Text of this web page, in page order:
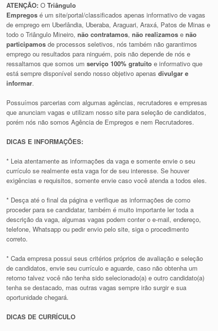
ATENÇÃO: OTriângulo
Empregos é um site/portal/classificados apenas informativo de vagas
de emprego em Uberlândia, Uberaba, Araguari, Araxá, Patos de Minas e
todo o Triângulo Mineiro,não contratamos,não realizamos enão
participamos de processos seletivos, nós também não garantimos
emprego ou resultados para ninguém, pois não depende de nós e
ressaltamos que somos umserviço 100% gratuito e informativo que
está sempre disponível sendo nosso objetivo apenasdivulgar e
informar.
Possuímos parcerias com algumas agências, recrutadores e empresas
que anunciam vagas e utilizam nosso site para seleção de candidatos,
porém nós não somos Agência de Empregos e nem Recrutadores.
DICAS E INFORMAÇÕES:
* Leia atentamente as informações da vaga e somente envie o seu
currículo se realmente esta vaga for de seu interesse. Se houver
exigências e requisitos, somente envie caso você atenda a todos eles.
* Desça até o final da página e verifique as informações de como
proceder para se candidatar, também é muito importante ler toda a
descrição da vaga, algumas vagas podem conter o e-mail, endereço,
telefone, Whatsapp ou pedir envio pelo site, siga o procedimento
correto.
* Cada empresa possui seus critérios próprios de avaliação e seleção
de candidatos, envie seu currículo e aguarde, caso não obtenha um
retorno talvez você não tenha sido selecionado(a) e outro candidato(a)
tenha se destacado, mas outras vagas sempre irão surgir e sua
oportunidade chegará.
DICAS DE CURRÍCULO